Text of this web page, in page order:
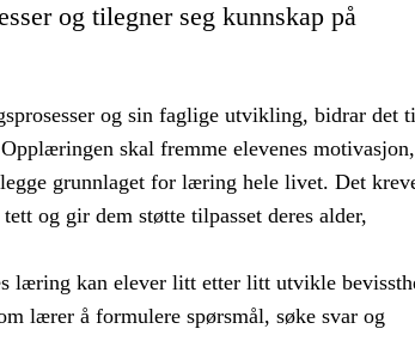
og tilegner seg kunnskap på
og sin faglige utvikling, bidrar det
skal fremme elevenes motivasjon,
grunnlaget for læring hele livet. Det
og gir dem støtte tilpasset deres alder,
læring kan elever litt etter litt utvikle
lærer å formulere spørsmål, søke svar og